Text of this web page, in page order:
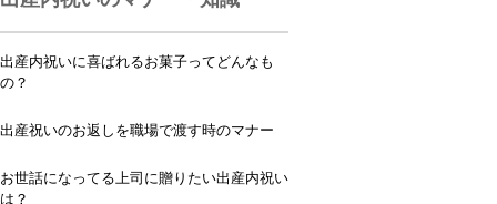
出産内祝いに喜ばれるお菓子ってどんなも
の？
出産祝いのお返しを職場で渡す時のマナー
お世話になってる上司に贈りたい出産内祝い
は？